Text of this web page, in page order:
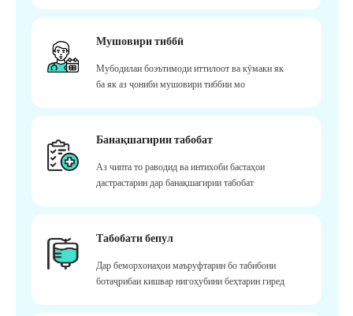
Мушовири тиббӣ
Мубодилаи боэътимоди иттилоот ва кӯмаки як
ба як аз ҷониби мушовири тиббии мо
Банақшагирии табобат
Аз чипта то раводид ва интихоби бастаҳои
дастрастарин дар банақшагирии табобат
Табобати бепул
Дар беморхонаҳои маъруфтарин бо табибони
ботаҷрибаи кишвар нигоҳубини беҳтарин гиред